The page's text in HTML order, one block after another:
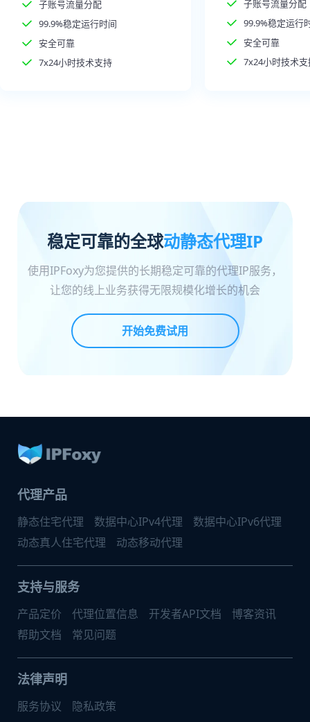
子账号流量分配
99.9%稳定运行时间
安全可靠
7x24小时技术支持
子账号流量分配
99.9%稳定运行
安全可靠
7x24小时技术支
稳定可靠的全球动静态代理IP
使用IPFoxy为您提供的长期稳定可靠的代理IP服务，
让您的线上业务获得无限规模化增长的机会
开始免费试用
代理产品
静态住宅代理 数据中心IPv4代理
数据中心IPv6代理
动态真人住宅代理
动态移动代理
支持与服务
产品定价 代理位置信息 开发者API文档
博客资讯
帮助文档
常见问题
法律声明
服务协议 隐私政策